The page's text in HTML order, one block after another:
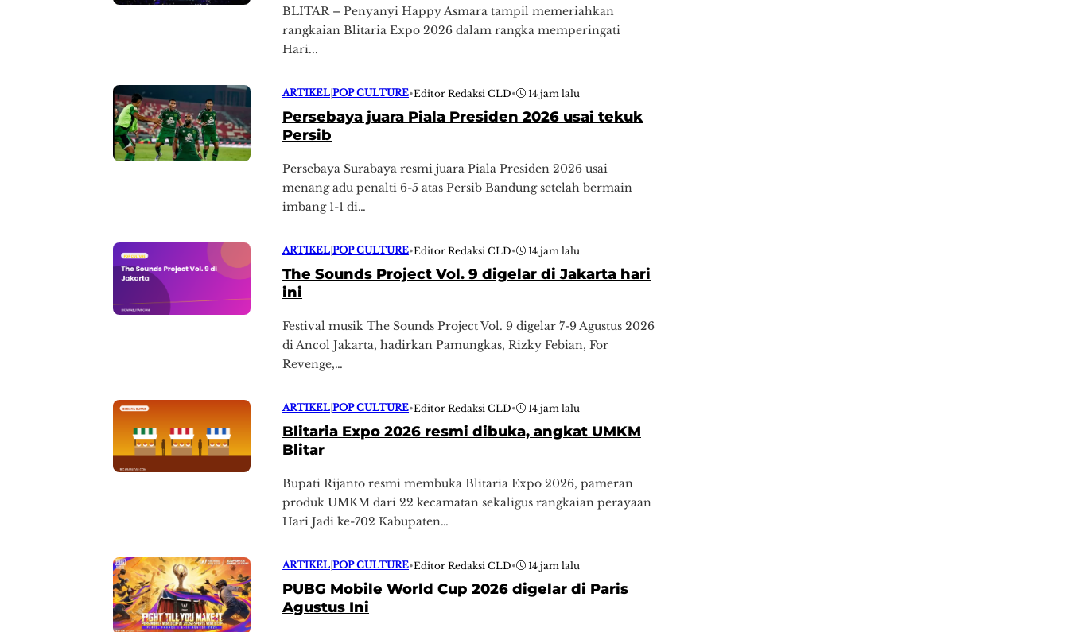
BLITAR – Penyanyi Happy Asmara tampil memeriahkan
rangkaian Blitaria Expo 2026 dalam rangka memperingati
Hari...
ARTIKEL |POP CULTURE•Editor Redaksi CLD• 14 jam lalu
Persebaya juara Piala Presiden 2026 usai tekuk
Persib
Persebaya Surabaya resmi juara Piala Presiden 2026 usai
menang adu penalti 6-5 atas Persib Bandung setelah bermain
imbang 1-1 di…
ARTIKEL |POP CULTURE•Editor Redaksi CLD• 14 jam lalu
The Sounds Project Vol. 9 digelar di Jakarta hari
ini
Festival musik The Sounds Project Vol. 9 digelar 7-9 Agustus 2026
di Ancol Jakarta, hadirkan Pamungkas, Rizky Febian, For
Revenge,…
ARTIKEL |POP CULTURE•Editor Redaksi CLD• 14 jam lalu
Blitaria Expo 2026 resmi dibuka, angkat UMKM
Blitar
Bupati Rijanto resmi membuka Blitaria Expo 2026, pameran
produk UMKM dari 22 kecamatan sekaligus rangkaian perayaan
Hari Jadi ke-702 Kabupaten…
ARTIKEL |POP CULTURE•Editor Redaksi CLD• 14 jam lalu
PUBG Mobile World Cup 2026 digelar di Paris
Agustus Ini